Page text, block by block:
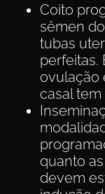
Coito
sêmen
tubas
perfeitas.
ovulação
casal
quanto
devem